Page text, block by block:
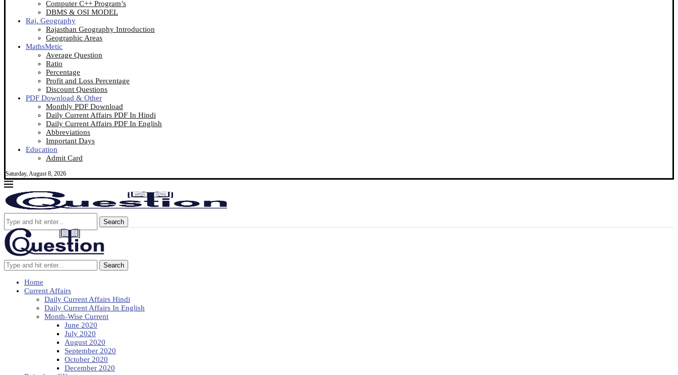
Computer C++ Program’s
DBMS & OSI MODEL
Raj. Geography
Rajasthan Geography Introduction
Geographic Areas
MathsMetic
Average Question
Ratio
Percentage
Profit and Loss Percentage
Discount Questions
PDF Download & Other
Monthly PDF Download
Daily Current Affairs PDF In Hindi
Daily Current Affairs PDF In English
Abbreviations
Important Days
Education
Admit Card
Saturday, August 8, 2026
Search
Search
Home
Current Affairs
Daily Current Affairs Hindi
Daily Current Affairs In English
Month-Wise Current
June 2020
July 2020
August 2020
September 2020
October 2020
December 2020